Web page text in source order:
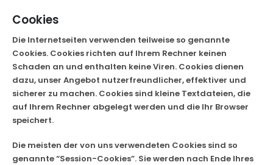
Cookies
Die Internetseiten verwenden teilweise so genannte
Cookies. Cookies richten auf Ihrem Rechner keinen
Schaden an und enthalten keine Viren. Cookies dienen
dazu, unser Angebot nutzerfreundlicher, effektiver und
sicherer zu machen. Cookies sind kleine Textdateien, die
auf Ihrem Rechner abgelegt werden und die Ihr Browser
speichert.
Die meisten der von uns verwendeten Cookies sind so
genannte “Session-Cookies”. Sie werden nach Ende Ihres